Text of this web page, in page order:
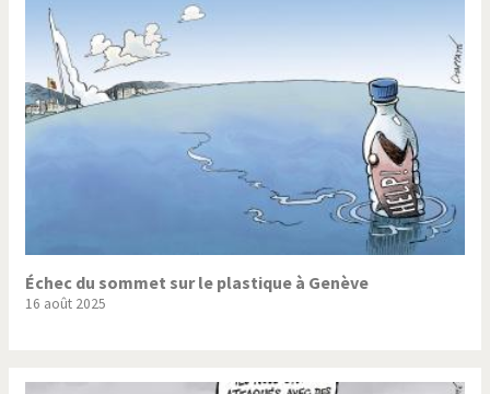
Échec du sommet sur le plastique à Genève
16 août 2025